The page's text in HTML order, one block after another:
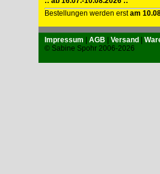
Bestellungen werden erstam
Impressum | AGB | Versand |
© Sabine Spohr 2006-2026